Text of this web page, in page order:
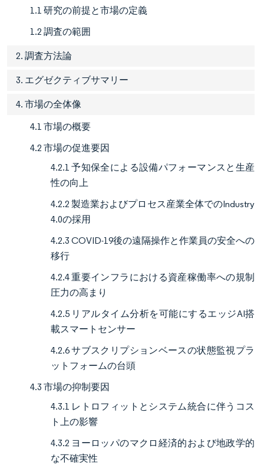
1.1 研究の前提と市場の定義
1.2 調査の範囲
2. 調査方法論
3. エグゼクティブサマリー
4. 市場の全体像
4.1 市場の概要
4.2 市場の促進要因
4.2.1 予知保全による設備パフォーマンスと生産
性の向上
4.2.2 製造業およびプロセス産業全体でのIndustry
4.0の採用
4.2.3 COVID-19後の遠隔操作と作業員の安全への
移行
4.2.4 重要インフラにおける資産稼働率への規制
圧力の高まり
4.2.5 リアルタイム分析を可能にするエッジAI搭
載スマートセンサー
4.2.6 サブスクリプションベースの状態監視プラ
ットフォームの台頭
4.3 市場の抑制要因
4.3.1 レトロフィットとシステム統合に伴うコス
ト上の影響
4.3.2 ヨーロッパのマクロ経済的および地政学的
な不確実性